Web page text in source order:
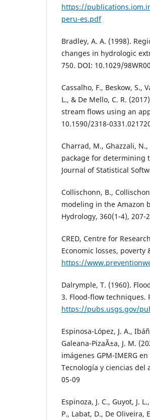
https://
peru-es.pdf
Bradley, A. A. (1998).
changes in hydrologic
750. DOI: 10.1029/
Cassalho, F., Beskow, S.,
L., & De Mello, C. R.
stream flows using an
10.1590/2318-
Charrad, M., Ghazzali,
package for determining
Journal of Statistical
Collischonn, B.,
modeling in the Amazon
Hydrology, 360(1-4), 207-
CRED, Centre for
Economic losses, poverty
https://
Dalrymple, T. (1960).
3. Flood-flow techniques.
https://pubs.usgs.gov/
Espinosa-López, J. A.,
Galeana-PizaÃ±a, J. M.
imágenes GPM-IMERG
Tecnología y ciencias del
05-09
Espinoza, J. C., Guyot, J.
P., Labat, D., De Oliveira,